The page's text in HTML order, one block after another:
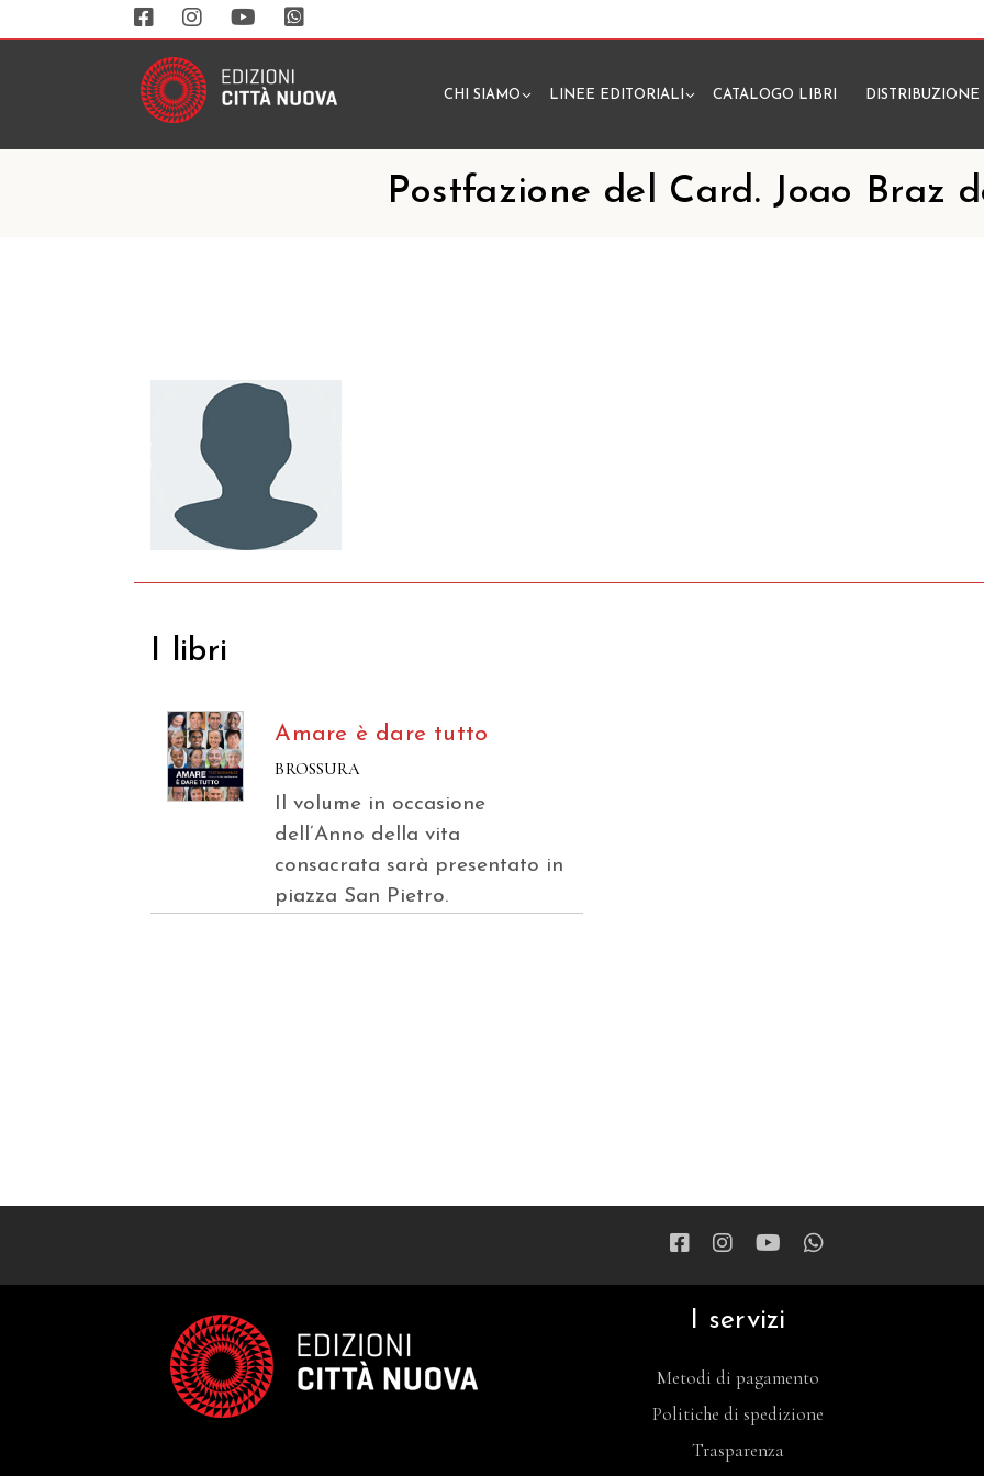
CHI SIAMO LINEE EDITORIALI CATALOGO LIBRI DISTRIBUZIONE
Postfazione del Card. Joao Braz
I libri
Amare è dare tutto
BROSSURA
Il volume in occasione
dell’Anno della vita
consacrata sarà presentato in
piazza San Pietro.
I servizi
Metodi di pagamento
Politiche di spedizione
Trasparenza